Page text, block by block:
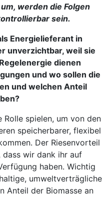
werden die Folgen
sein.
Energielieferant in
unverzichtbar, weil sie
dienen
und wo sollen die
und welchen Anteil
spielen, um von den
speicherbarer, flexibel
Der Riesenvorteil
dass wir dank ihr auf
haben. Wichtig
umweltverträgliche
Anteil der Biomasse an